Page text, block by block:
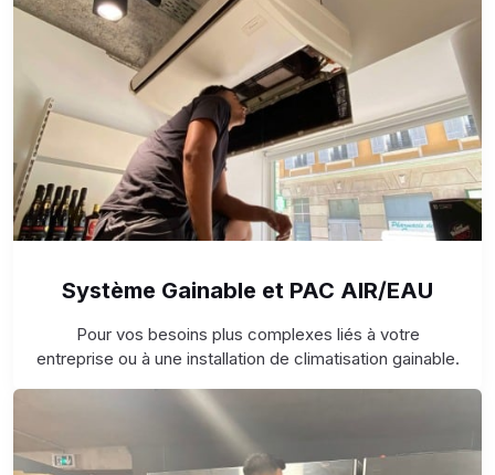
Système Gainable et PAC AIR/EAU
Pour vos besoins plus complexes liés à votre
entreprise ou à une installation de climatisation gainable.